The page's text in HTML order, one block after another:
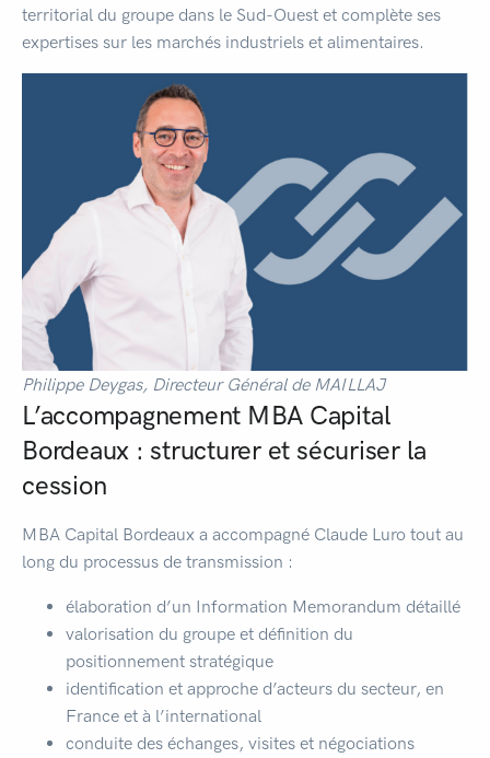
territorial du groupe dans le Sud-Ouest et complète ses
expertises sur les marchés industriels et alimentaires.
Philippe Deygas, Directeur Général de MAILLAJ
L’accompagnement MBA Capital
Bordeaux : structurer et sécuriser la
cession
MBA Capital Bordeaux a accompagné Claude Luro tout au
long du processus de transmission :
élaboration d’un Information Memorandum détaillé
valorisation du groupe et définition du
positionnement stratégique
identification et approche d’acteurs du secteur, en
France et à l’international
conduite des échanges, visites et négociations